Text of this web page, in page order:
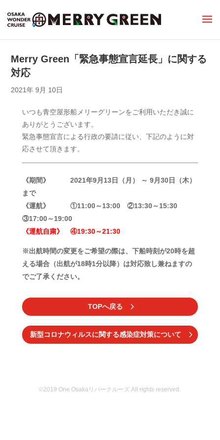
Merry Green「緊急事態宣言延長」に関する
対応
2021年 9月 10日
いつも青空屋形船メリーグリーンをご利用いただき誠に
ありがとうございます。
緊急事態宣言による行政の要請に従い、下記のように対
応させて頂きます。
《期間》 2021年9月13日（月） ～ 9月30日（木）
まで
《運航》 ①11:00～13:00 ②13:30～15:30
③17:00～19:00
《運航自粛》 ④19:30～21:30
※出航時間の変更をご希望の際は、下船時刻が20時を超
える場合（出航が18時1分以降）は対応致し兼ねますの
でご了承ください。
TOPへ戻る
新型コロナウィルスに関する感染症対策について
©2019 One Osakaリバークルーズ All rights reserved.